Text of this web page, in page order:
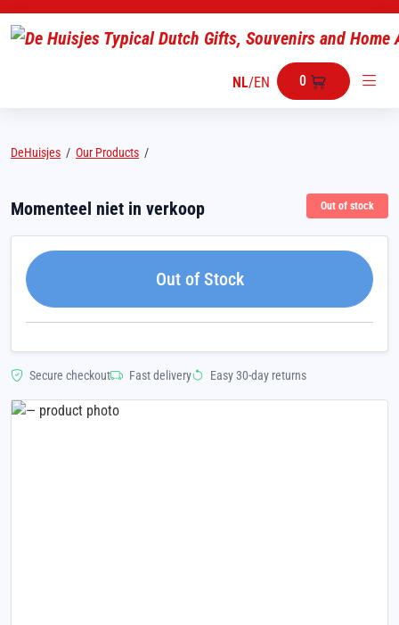
NL/EN 0
DeHuisjes / Our Products /
Momenteel niet in verkoop Out of stock
Out of Stock
Secure checkout Fast delivery Easy 30-day returns